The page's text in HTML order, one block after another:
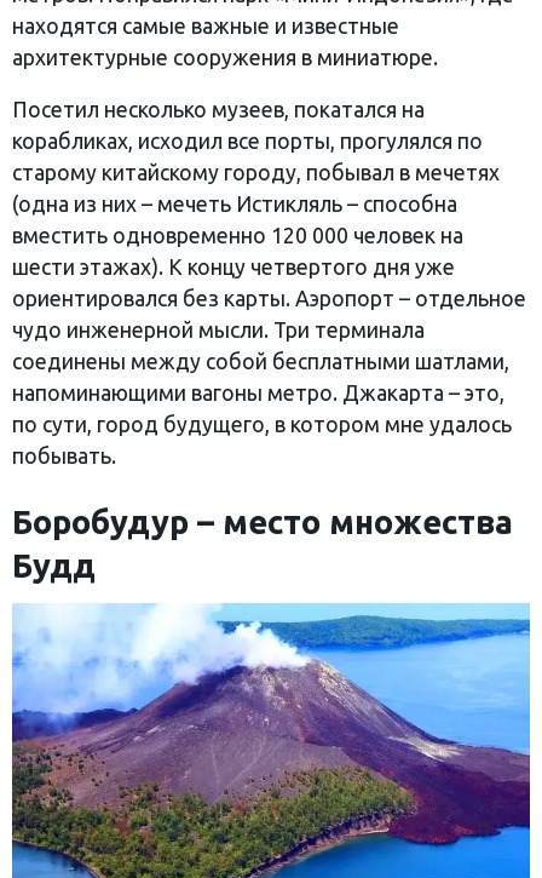
находятся самые важные и известные
архитектурные сооружения в миниатюре.
Посетил несколько музеев, покатался на
корабликах, исходил все порты, прогулялся по
старому китайскому городу, побывал в мечетях
(одна из них – мечеть Истикляль – способна
вместить одновременно 120 000 человек на
шести этажах). К концу четвертого дня уже
ориентировался без карты. Аэропорт – отдельное
чудо инженерной мысли. Три терминала
соединены между собой бесплатными шатлами,
напоминающими вагоны метро. Джакарта – это,
по сути, город будущего, в котором мне удалось
побывать.
Боробудур – место множества
Будд